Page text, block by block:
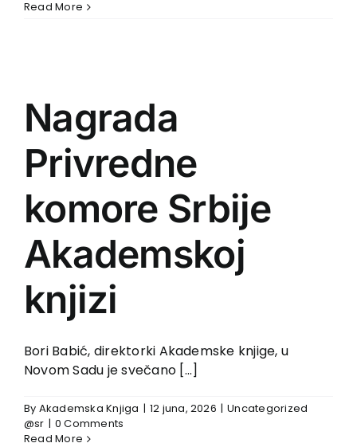
Read More
Nagrada
Privredne
komore Srbije
Akademskoj
knjizi
Bori Babić, direktorki Akademske knjige, u
Novom Sadu je svečano [...]
By Akademska Knjiga | 12 juna, 2026 | Uncategorized
@sr | 0 Comments
Read More